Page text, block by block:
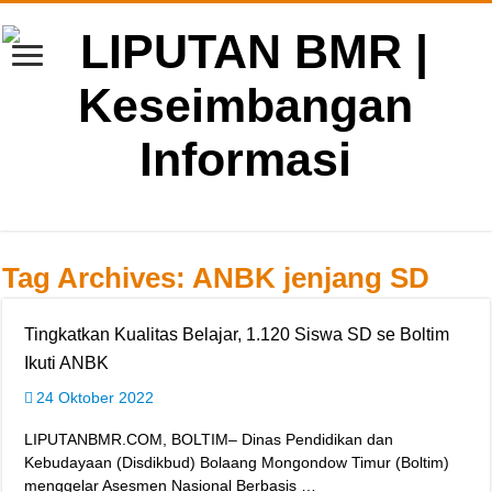
Tag Archives:ANBK jenjang SD
Tingkatkan Kualitas Belajar, 1.120 Siswa SD se Boltim
Ikuti ANBK
24 Oktober 2022
LIPUTANBMR.COM, BOLTIM– Dinas Pendidikan dan
Kebudayaan (Disdikbud) Bolaang Mongondow Timur (Boltim)
menggelar Asesmen Nasional Berbasis …